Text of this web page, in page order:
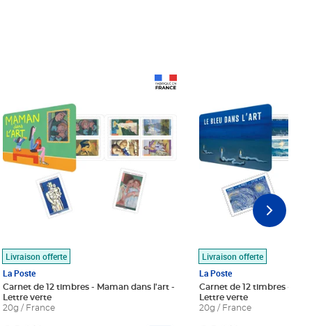
Livraison offerte
La Poste
Carnet de 12 timbres - Maman dans l'art -
Lettre verte
20g / France
Livraison offerte
La Poste
Carnet de 12 timbres - Le
Lettre verte
20g / France